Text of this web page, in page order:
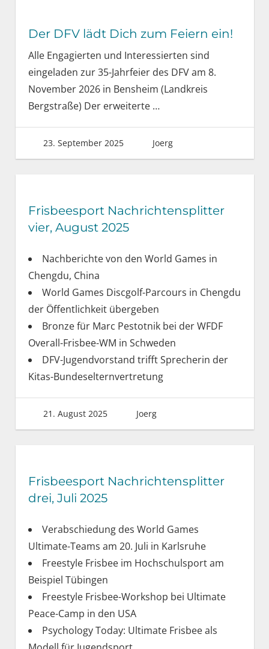
Der DFV lädt Dich zum Feiern ein!
Alle Engagierten und Interessierten sind
eingeladen zur 35-Jahrfeier des DFV am 8.
November 2026 in Bensheim (Landkreis
Bergstraße) Der erweiterte …
23. September 2025 Joerg
Frisbeesport Nachrichtensplitter
vier, August 2025
Nachberichte von den World Games in
Chengdu, China
World Games Discgolf-Parcours in Chengdu
der Öffentlichkeit übergeben
Bronze für Marc Pestotnik bei der WFDF
Overall-Frisbee-WM in Schweden
DFV-Jugendvorstand trifft Sprecherin der
Kitas-Bundeselternvertretung
21. August 2025 Joerg
Frisbeesport Nachrichtensplitter
drei, Juli 2025
Verabschiedung des World Games
Ultimate-Teams am 20. Juli in Karlsruhe
Freestyle Frisbee im Hochschulsport am
Beispiel Tübingen
Freestyle Frisbee-Workshop bei Ultimate
Peace-Camp in den USA
Psychology Today: Ultimate Frisbee als